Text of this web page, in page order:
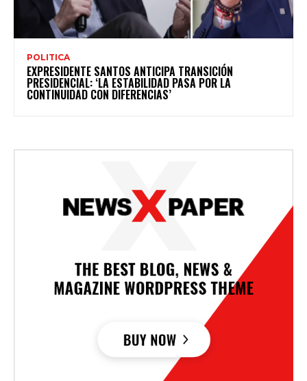
POLITICA
EXPRESIDENTE SANTOS ANTICIPA TRANSICIÓN
PRESIDENCIAL: ‘LA ESTABILIDAD PASA POR LA
CONTINUIDAD CON DIFERENCIAS’